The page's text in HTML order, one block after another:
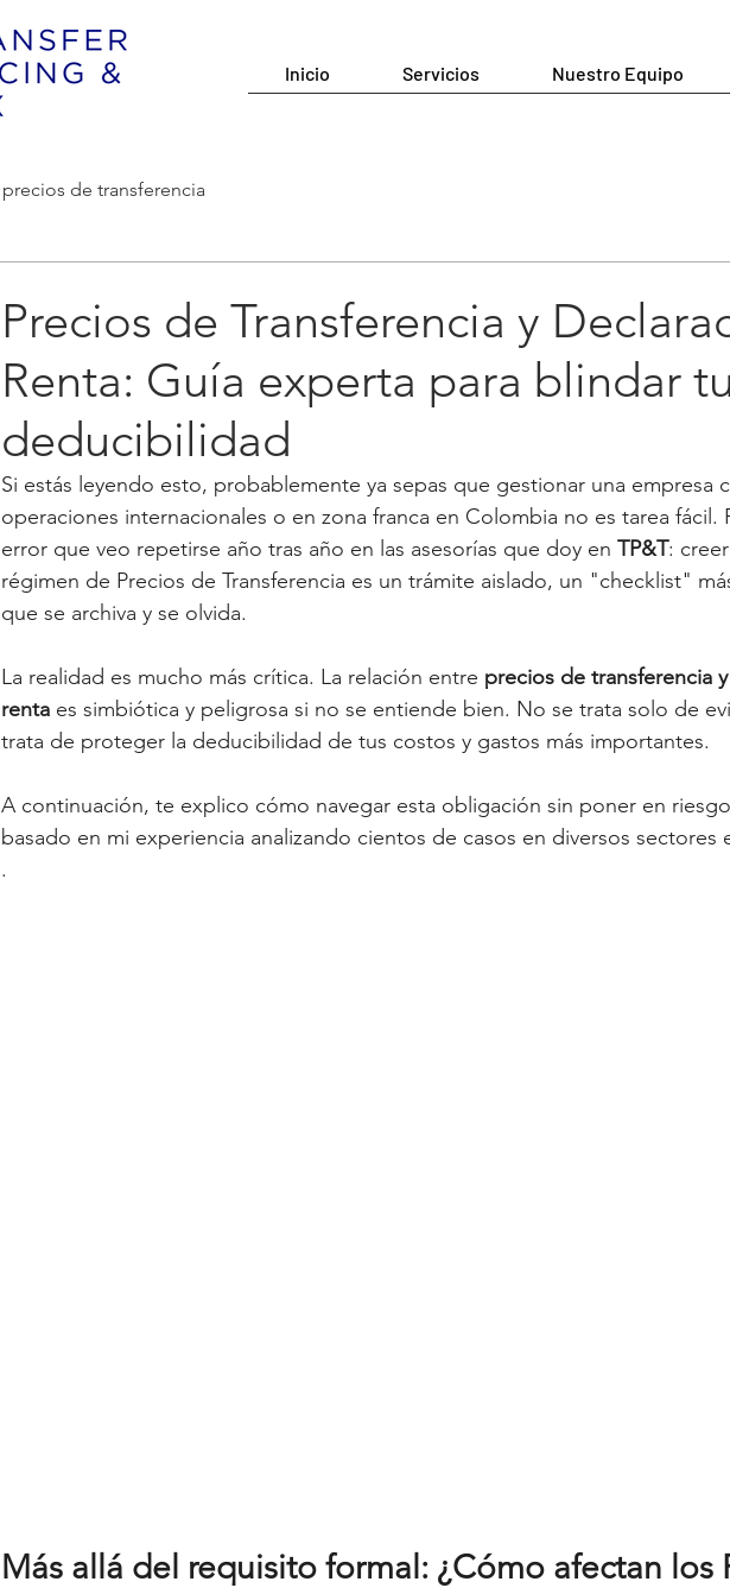
Inicio Servicios Nuestro Equipo
precios de transferencia
Precios de Transferencia y
Renta: Guía experta para blindar tu
deducibilidad
Si estás leyendo esto, probablemente ya sepas que gestionar una empresa
operaciones internacionales o en zona franca en Colombia no es tarea fácil.
error que veo repetirse año tras año en las asesorías que doy en TP&T:
régimen de Precios de Transferencia es un trámite aislado, un "checklist"
que se archiva y se olvida.
La realidad es mucho más crítica. La relación entre precios de transferencia
renta es simbiótica y peligrosa si no se entiende bien. No se trata solo de
trata de proteger la deducibilidad de tus costos y gastos más importantes.
A continuación, te explico cómo navegar esta obligación sin poner en
basado en mi experiencia analizando cientos de casos en diversos sectores
.
Más allá del requisito formal: ¿Cómo afectan los